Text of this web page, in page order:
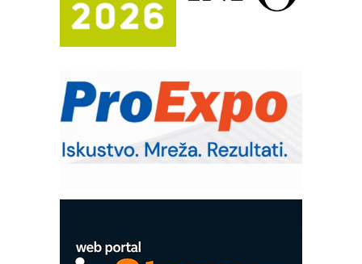
Automatizacija pakovanja · Display
(Shelf-Ready) omotnice
Potpuna efikasnost bez složenih
Trajna oznaka kao dugoročna korist
Bezbednost na prvom mestu!
IB BLUMENAUER - više od 40 godina
poverenja u industriji
OBO sistemi mrežastih nosača kablova